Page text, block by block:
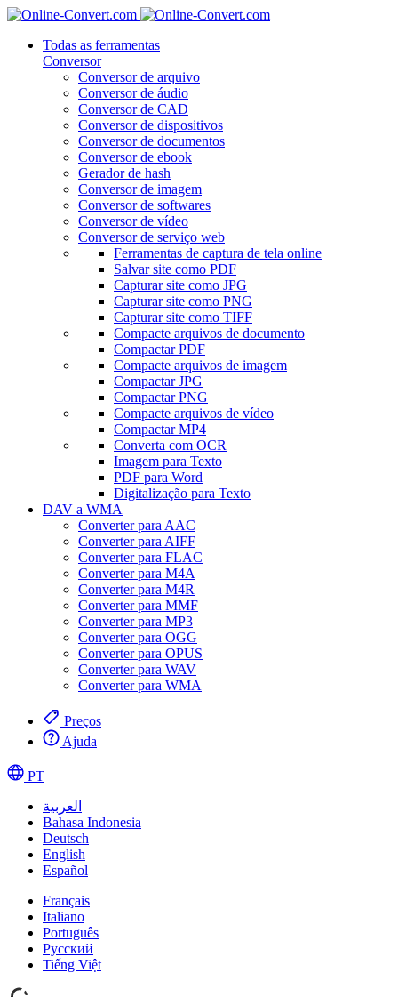
Todas as ferramentas
Conversor
Conversor de arquivo
Conversor de áudio
Conversor de CAD
Conversor de dispositivos
Conversor de documentos
Conversor de ebook
Gerador de hash
Conversor de imagem
Conversor de softwares
Conversor de vídeo
Conversor de serviço web
Ferramentas de captura de tela online
Salvar site como PDF
Capturar site como JPG
Capturar site como PNG
Capturar site como TIFF
Compacte arquivos de documento
Compactar PDF
Compacte arquivos de imagem
Compactar JPG
Compactar PNG
Compacte arquivos de vídeo
Compactar MP4
Converta com OCR
Imagem para Texto
PDF para Word
Digitalização para Texto
DAV a WMA
Converter para AAC
Converter para AIFF
Converter para FLAC
Converter para M4A
Converter para M4R
Converter para MMF
Converter para MP3
Converter para OGG
Converter para OPUS
Converter para WAV
Converter para WMA
Preços
Ajuda
PT
العربية
Bahasa Indonesia
Deutsch
English
Español
Français
Italiano
Português
Pусский
Tiếng Việt